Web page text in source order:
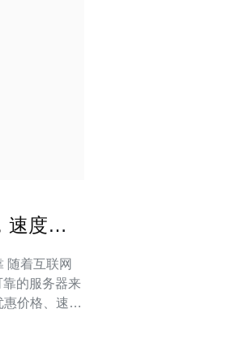
速度稳
的服务器来
价格、速度